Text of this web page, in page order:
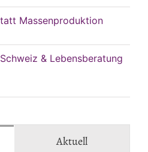
Massenproduktion
& Lebensberatung
Aktuell